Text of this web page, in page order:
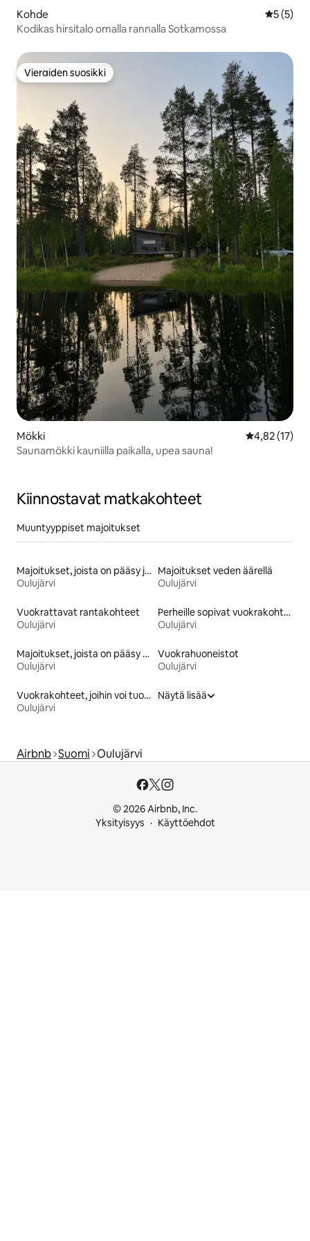
Kohde
5 (5)
Kodikas hirsitalo omalla rannalla Sotkamossa
Vieraiden suosikki
Vieraiden suosikki
Mökki
4,82 (17)
Saunamökki kauniilla paikalla, upea sauna!
Kiinnostavat matkakohteet
Muuntyyppiset majoitukset
Majoitukset, joista on pääsy järvelle
Oulujärvi
Majoitukset veden äärellä
Oulujärvi
Vuokrattavat rantakohteet
Oulujärvi
Perheille sopivat vuokrakohteet
Oulujärvi
Majoitukset, joista on pääsy rannalle
Oulujärvi
Vuokrahuoneistot
Oulujärvi
Vuokrakohteet, joihin voi tuoda lemmikin
Oulujärvi
Näytä lisää
Airbnb Suomi Oulujärvi
© 2026 Airbnb, Inc.
Yksityisyys
Käyttöehdot